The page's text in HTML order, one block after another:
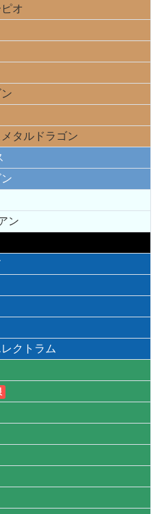
オ
タルドラゴン
ン
クトラム